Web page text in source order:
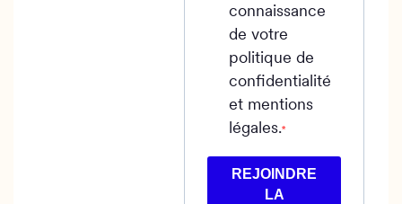
connaissance
de votre
politique de
confidentialité
et mentions
légales.
REJOINDRE
LA